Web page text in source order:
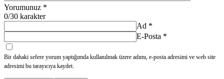
Yorumunuz *
0/30 karakter
Ad *
E-Posta *
Bir dahaki sefere yorum yaptığımda kullanılmak üzere adımı, e-posta adresimi ve web site
adresimi bu tarayıcıya kaydet.